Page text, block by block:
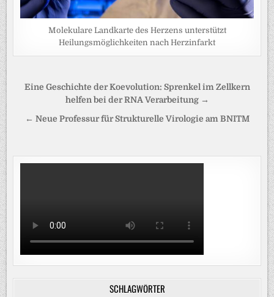
Molekulare Landkarte des Herzens unterstützt
Heilungsmöglichkeiten nach Herzinfarkt
Beitragsnavigation
Eine Geschichte der Koevolution: Sprenkel im Zellkern
helfen bei der RNA Verarbeitung →
← Neue Professur für Strukturelle Virologie am BNITM
SCHLAGWÖRTER